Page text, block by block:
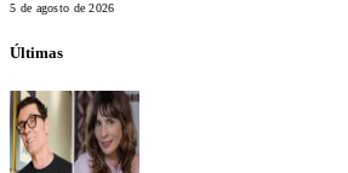
5 de agosto de 2026
Últimas